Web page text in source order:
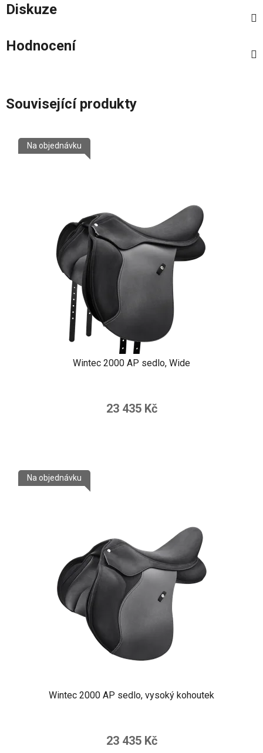
Diskuze
Hodnocení
Související produkty
Wintec 2000 AP sedlo, Wide
Na objednávku
23 435 Kč
Wintec 2000 AP sedlo, vysoký kohoutek
Na objednávku
23 435 Kč